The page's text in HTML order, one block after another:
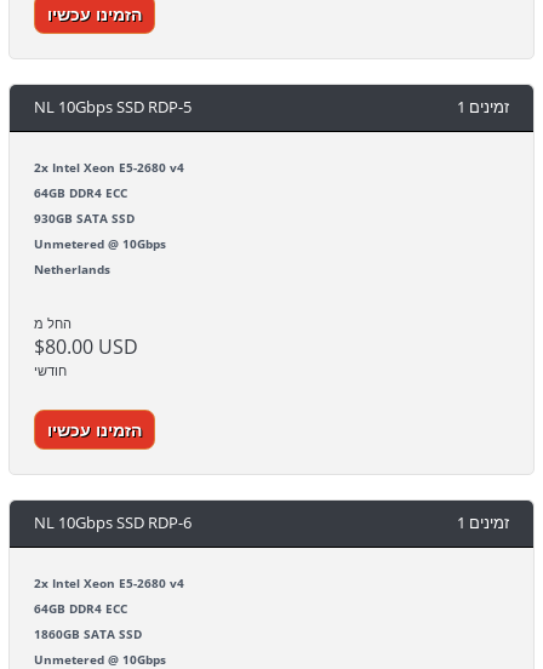
הזמינו עכשיו
NL 10Gbps SSD RDP-5 1 זמינים
2x Intel Xeon E5-2680 v4
64GB DDR4 ECC
930GB SATA SSD
Unmetered @ 10Gbps
Netherlands
החל מ
$80.00 USD
חודשי
הזמינו עכשיו
NL 10Gbps SSD RDP-6 1 זמינים
2x Intel Xeon E5-2680 v4
64GB DDR4 ECC
1860GB SATA SSD
Unmetered @ 10Gbps